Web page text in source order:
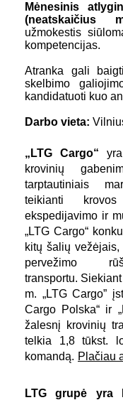
Mėnesinis
(neatskaičius
užmokestis
kompetencijas.
Atranka gali
skelbimo
kandidatuoti kuo
Darbo vieta:
„LTG Cargo“
krovinių
tarptautiniais
teikianti
ekspedijavimo ir
„LTG Cargo“
kitų šalių
pervežimo
transportu.
m. „LTG Cargo”
Cargo Polska“ ir
žalesnį krovinių
telkia 1,8 tūkst.
komandą. Plačiau
LTG grupė yra